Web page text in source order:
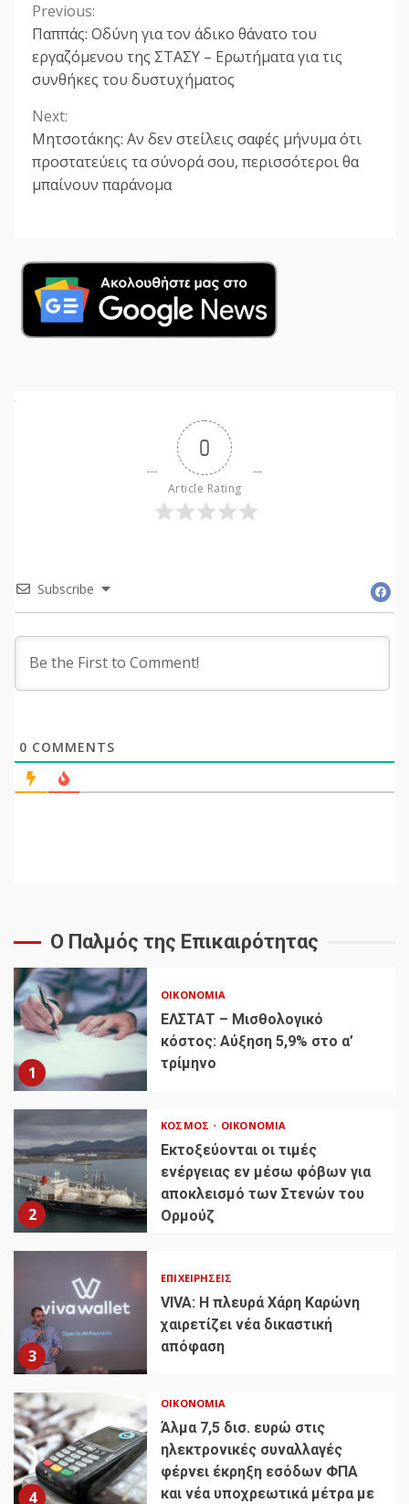
Continue
Reading
Previous:
Παππάς: Οδύνη για τον άδικο θάνατο του
εργαζόμενου της ΣΤΑΣΥ – Ερωτήματα για τις
συνθήκες του δυστυχήματος
Next:
Μητσοτάκης: Αν δεν στείλεις σαφές μήνυμα ότι
προστατεύεις τα σύνορά σου, περισσότεροι θα
μπαίνουν παράνομα
0
Article Rating
Subscribe
0 COMMENTS
Ο Παλμός της Επικαιρότητας
1
ΟΙΚΟΝΟΜΊΑ
ΕΛΣΤΑΤ – Μισθολογικό
κόστος: Αύξηση 5,9% στο α’
τρίμηνο
2
ΚΌΣΜΟΣ ΟΙΚΟΝΟΜΊΑ
Εκτοξεύονται οι τιμές
ενέργειας εν μέσω φόβων για
αποκλεισμό των Στενών του
Ορμούζ
3
ΕΠΙΧΕΙΡΉΣΕΙΣ
VIVA: Η πλευρά Χάρη Καρώνη
χαιρετίζει νέα δικαστική
απόφαση
4
ΟΙΚΟΝΟΜΊΑ
Άλμα 7,5 δισ. ευρώ στις
ηλεκτρονικές συναλλαγές
φέρνει έκρηξη εσόδων ΦΠΑ
και νέα υποχρεωτικά μέτρα με